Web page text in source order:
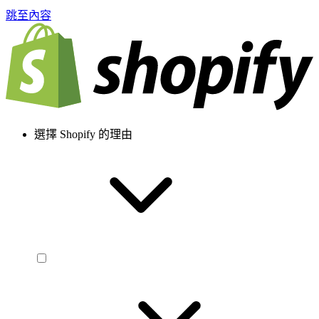
跳至內容
選擇 Shopify 的理由